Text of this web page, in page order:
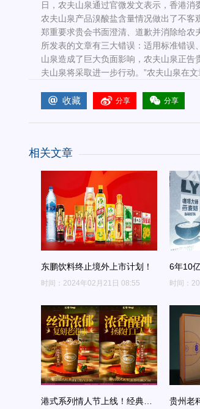
日，农夫山泉通过官微发文表示，香港
农夫山泉产品溴酸盐含量情况做出了不
郑重要求贵会书面澄清、道歉并消除给
所发表的文章有三大错误：适用标准错误
山泉造成了巨大负面影响，农夫山泉正
夫山泉将采取进一步行动。”农夫山泉在文
收藏 分享 分享
相关文章
东鹏饮料终止境外上市计划！
时间：2024年02月21日 08:55
6年10
发融入
时间：
港式系列情人节上线！经典好 贵州老